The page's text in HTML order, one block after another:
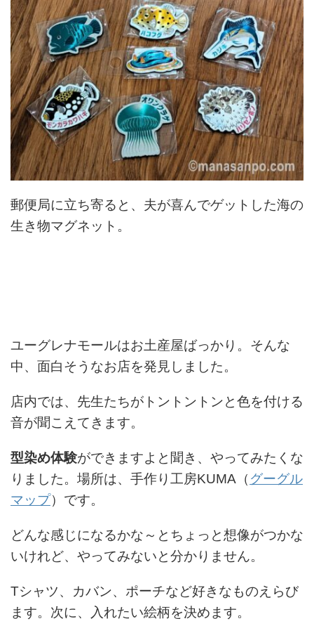
郵便局に立ち寄ると、夫が喜んでゲットした海の
生き物マグネット。
ユーグレナモールはお土産屋ばっかり。そんな
中、面白そうなお店を発見しました。
店内では、先生たちがトントントンと色を付ける
音が聞こえてきます。
型染め体験ができますよと聞き、やってみたくな
りました。場所は、手作り工房KUMA（ グーグル
マップ）です。
どんな感じになるかな～とちょっと想像がつかな
いけれど、やってみないと分かりません。
Tシャツ、カバン、ポーチなど好きなものえらび
ます。次に、入れたい絵柄を決めます。